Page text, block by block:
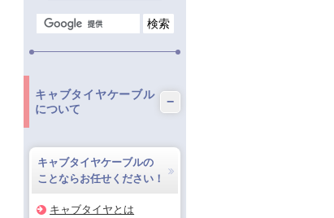
キャブタイヤケーブル
について
−
キャブタイヤケーブルの
ことならお任せください！
キャブタイヤとは